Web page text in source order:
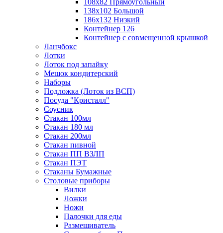
138х102 Большой
186х132 Низкий
Контейнер 126
Контейнер с совмещенной крышкой
Ланчбокс
Лотки
Лоток под запайку
Мешок кондитерский
Наборы
Подложка (Лоток из ВСП)
Посуда "Кристалл"
Соусник
Стакан 100мл
Стакан 180 мл
Стакан 200мл
Стакан пивной
Стакан ПП ВЗЛП
Стакан ПЭТ
Стаканы Бумажные
Столовые приборы
Вилки
Ложки
Ножи
Палочки для еды
Размешиватель